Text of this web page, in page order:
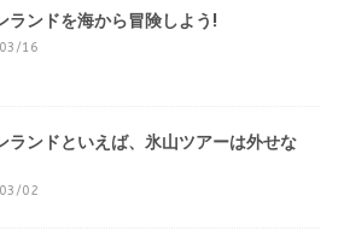
ランドを海から冒険しよう!
16
ランドといえば、氷山ツアーは外せな
02